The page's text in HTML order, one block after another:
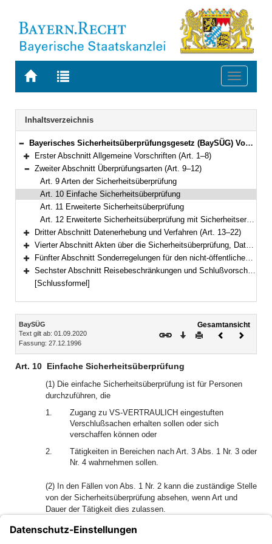
Zur
BAYERN.RECHT
Zur
letzten
Suche
Toggle
Navigation
Inhaltsverzeichnis
Bereich reduzieren
Bayerisches Sicherheitsüberprüfungsgesetz (BaySÜG) Vom 27. Dezember 1996 (GVBl. S. 509) BayRS 12-3-I (Art. 1–42)
Bereich erweitern
Erster Abschnitt Allgemeine Vorschriften (Art. 1–8)
Bereich reduzieren
Zweiter Abschnitt Überprüfungsarten (Art. 9–12)
Art. 9 Arten der Sicherheitsüberprüfung
Art. 10 Einfache Sicherheitsüberprüfung
Art. 11 Erweiterte Sicherheitsüberprüfung
Art. 12 Erweiterte Sicherheitsüberprüfung mit Sicherheitsermittlungen
Bereich erweitern
Dritter Abschnitt Datenerhebung und Verfahren (Art. 13–22)
Bereich erweitern
Vierter Abschnitt Akten über die Sicherheitsüberprüfung, Datenverarbeitung (Art. 23–28)
Bereich erweitern
Fünfter Abschnitt Sonderregelungen für den nicht-öffentlichen Bereich (Art. 29–36)
Bereich erweitern
Sechster Abschnitt Reisebeschränkungen und Schlußvorschriften (Art. 37–42)
[Schlussformel]
Inhalt
BaySÜG
Text gilt ab: 01.09.2020
Fassung: 27.12.1996
Gesamtansicht
Download
DruckenVorheriges
Art. 10 Einfache Sicherheitsüberprüfung
(1) Die einfache Sicherheitsüberprüfung ist für Personen
durchzuführen, die
1.
Zugang zu VS-VERTRAULICH eingestuften
Verschlußsachen erhalten sollen oder sich
verschaffen können oder
2.
Tätigkeiten in Bereichen nach Art. 3 Abs. 1 Nr. 3 oder
Nr. 4 wahrnehmen sollen.
(2) In den Fällen von Abs. 1 Nr. 2 kann die zuständige Stelle
von der Sicherheitsüberprüfung absehen, wenn Art und
Dauer der Tätigkeit dies zulassen.
(3) Wird eine Stelle neu als sicherheitsempfindlich im Sinn
des Art. 3 Abs. 4 eingestuft, ist für die dort tätigen Personen